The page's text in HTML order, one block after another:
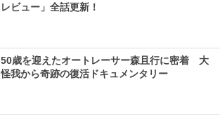
レビュー」全話更新！
50歳を迎えたオートレーサー森且行に密着 大
怪我から奇跡の復活ドキュメンタリー